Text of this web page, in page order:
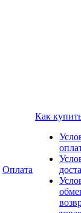
Оплата
Как